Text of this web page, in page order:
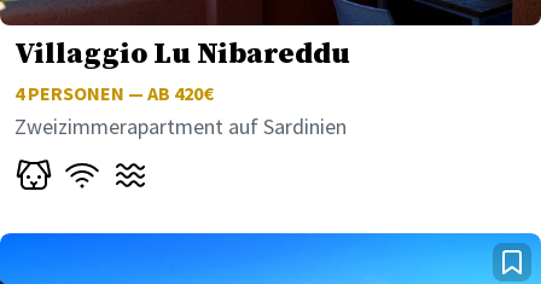
Villaggio Lu Nibareddu
4PERSONEN — AB 420€
Zweizimmerapartment auf Sardinien